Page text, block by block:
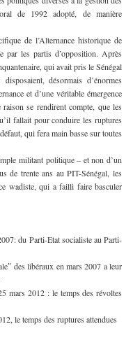
de 1992 adopté, de manière
de l’Alternance historique de
par les partis d’opposition. Après
qui avait pris le Sénégal
désormais d’énormes
et d’une véritable émergence
se rendirent compte, que les
fallait pour conduire les ruptures
qui fera main basse sur toutes
militant politique – et non d’un
de trente ans au PIT-Sénégal, les
wadiste, qui a failli faire basculer
du Parti-Etat socialiste au Parti-
libéraux en mars 2007 a leur
2012 : le temps des révoltes
temps des ruptures attendues